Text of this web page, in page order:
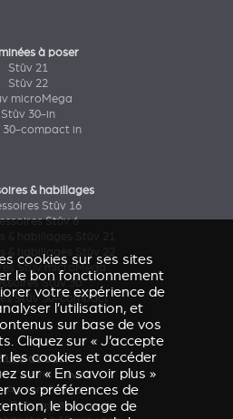
à poser
Stûv 21
Stûv 22
microMega
Stûv 30-in
30-compact in
& habillages
Stûv 16
Stûv 6
& habillages Stûv 22
Stûv microMega
Stûv 30
Stûv 30-compact
de cas
d'Avenir (Stûv 22)
Astronef(Stûv 21)
Bois(Stûv 30 compact)
cookies sur ses sites
le bon fonctionnement
votre expérience de
l’utilisation, et
sur base de vos
Cliquez sur « J’accepte
les cookies et accéder
sur « En savoir plus »
vos préférences de
le blocage de